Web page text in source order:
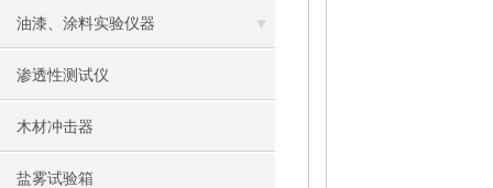
油漆、涂料实验仪器
渗透性测试仪
木材冲击器
盐雾试验箱